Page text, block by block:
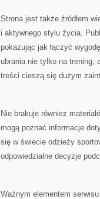
Strona jest także źródłem
i aktywnego stylu życia.
pokazując jak łączyć
ubrania nie tylko na trening,
treści cieszą się dużym
Nie brakuje również
mogą poznać informacje
się w świecie odzieży
odpowiedzialne decyzje
Ważnym elementem